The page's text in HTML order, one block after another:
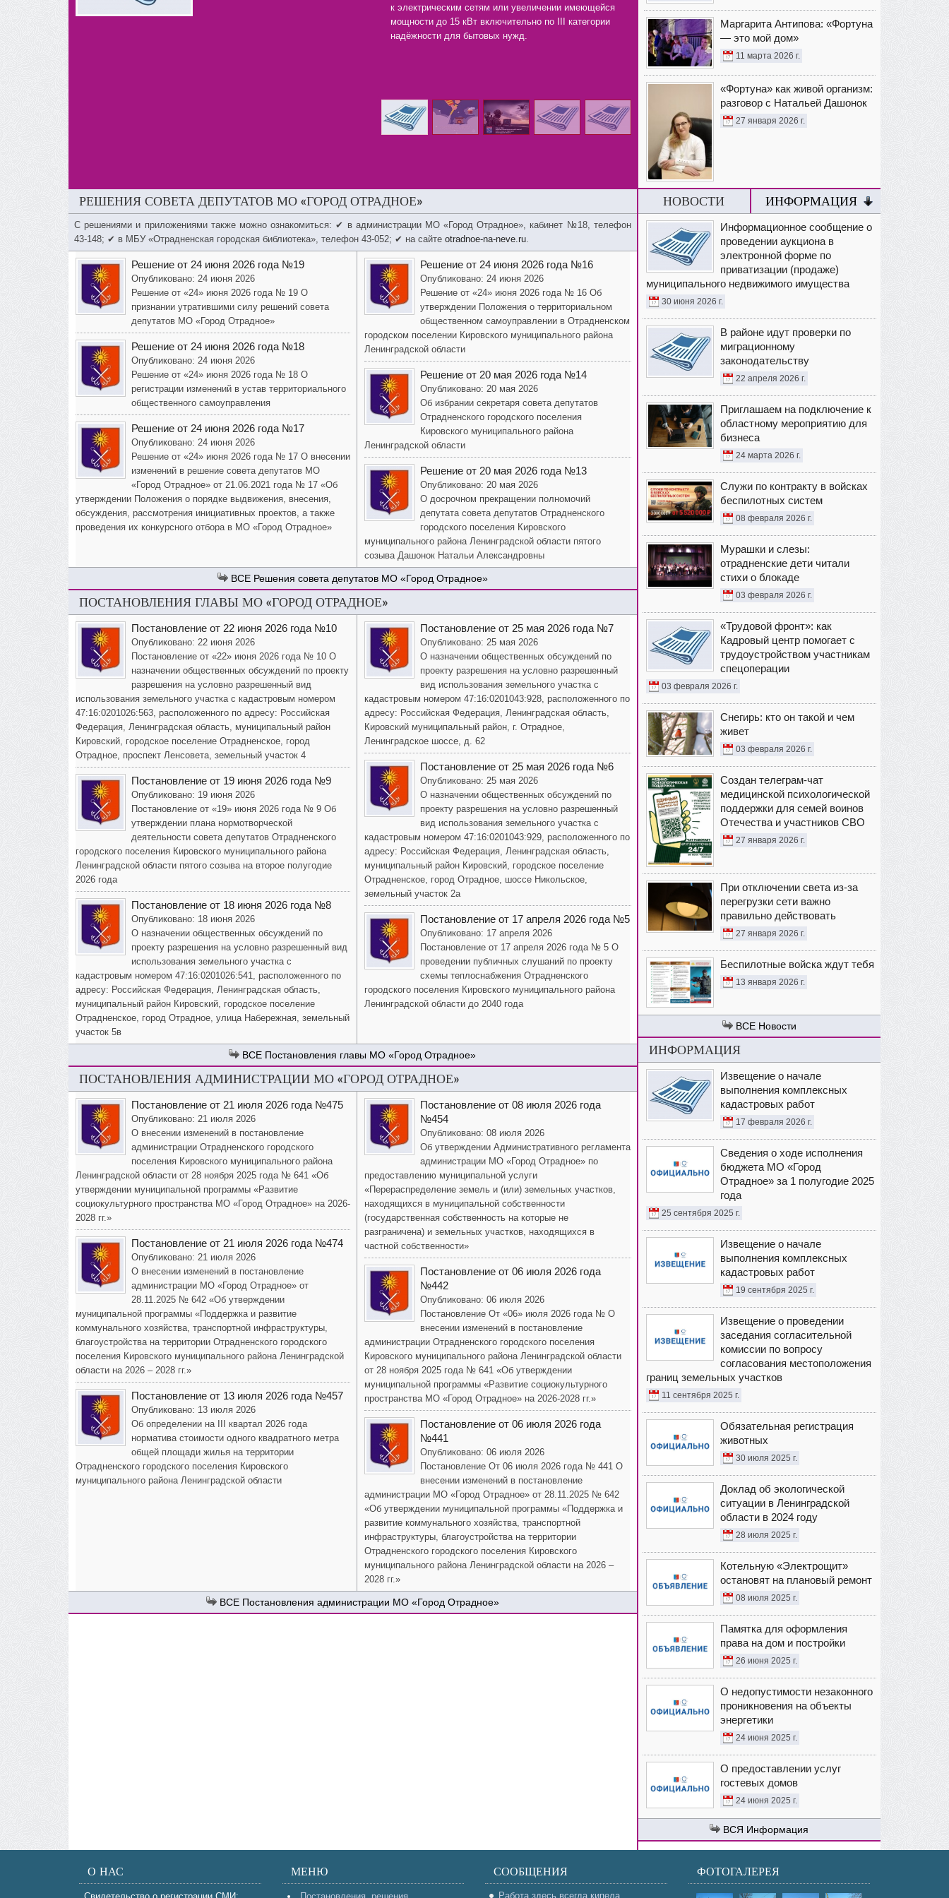
к электрическим сетям или увеличении имеющейся
мощности до 15 кВт включительно по III категории
надёжности для бытовых нужд.
Маргарита Антипова: «Фортуна
— это мой дом»
11 марта 2026 г.
«Фортуна» как живой организм:
разговор с Натальей Дашонок
27 января 2026 г.
РЕШЕНИЯ СОВЕТА ДЕПУТАТОВ МО «ГОРОД ОТРАДНОЕ»
С решениями и приложениями также можно ознакомиться: ✔ в администрации МО «Город Отрадное», кабинет №18, телефон
43-148; ✔ в МБУ «Отрадненская городская библиотека», телефон 43-052; ✔ на сайте otradnoe-na-neve.ru.
Решение от 24 июня 2026 года №19
Опубликовано: 24 июня 2026
Решение от «24» июня 2026 года № 19 О
признании утратившими силу решений совета
депутатов МО «Город Отрадное»
Решение от 24 июня 2026 года №18
Опубликовано: 24 июня 2026
Решение от «24» июня 2026 года № 18 О
регистрации изменений в устав территориального
общественного самоуправления
Решение от 24 июня 2026 года №17
Опубликовано: 24 июня 2026
Решение от «24» июня 2026 года № 17 О внесении
изменений в решение совета депутатов МО
«Город Отрадное» от 21.06.2021 года № 17 «Об
утверждении Положения о порядке выдвижения, внесения,
обсуждения, рассмотрения инициативных проектов, а также
проведения их конкурсного отбора в МО «Город Отрадное»
Решение от 24 июня 2026 года №16
Опубликовано: 24 июня 2026
Решение от «24» июня 2026 года № 16 Об
утверждении Положения о территориальном
общественном самоуправлении в Отрадненском
городском поселении Кировского муниципального района
Ленинградской области
Решение от 20 мая 2026 года №14
Опубликовано: 20 мая 2026
Об избрании секретаря совета депутатов
Отрадненского городского поселения
Кировского муниципального района
Ленинградской области
Решение от 20 мая 2026 года №13
Опубликовано: 20 мая 2026
О досрочном прекращении полномочий
депутата совета депутатов Отрадненского
городского поселения Кировского
муниципального района Ленинградской области пятого
созыва Дашонок Натальи Александровны
Решения совета депутатов МО «Город Отрадное»
ПОСТАНОВЛЕНИЯ ГЛАВЫ МО «ГОРОД ОТРАДНОЕ»
Постановление от 22 июня 2026 года №10
Опубликовано: 22 июня 2026
Постановление от «22» июня 2026 года № 10 О
назначении общественных обсуждений по проекту
разрешения на условно разрешенный вид
использования земельного участка с кадастровым номером
47:16:0201026:563, расположенного по адресу: Российская
Федерация, Ленинградская область, муниципальный район
Кировский, городское поселение Отрадненское, город
Отрадное, проспект Ленсовета, земельный участок 4
Постановление от 19 июня 2026 года №9
Опубликовано: 19 июня 2026
Постановление от «19» июня 2026 года № 9 Об
утверждении плана нормотворческой
деятельности совета депутатов Отрадненского
городского поселения Кировского муниципального района
Ленинградской области пятого созыва на второе полугодие
2026 года
Постановление от 18 июня 2026 года №8
Опубликовано: 18 июня 2026
О назначении общественных обсуждений по
проекту разрешения на условно разрешенный вид
использования земельного участка с
кадастровым номером 47:16:0201026:541, расположенного по
адресу: Российская Федерация, Ленинградская область,
муниципальный район Кировский, городское поселение
Отрадненское, город Отрадное, улица Набережная, земельный
участок 5в
Постановление от 25 мая 2026 года №7
Опубликовано: 25 мая 2026
О назначении общественных обсуждений по
проекту разрешения на условно разрешенный
вид использования земельного участка с
кадастровым номером 47:16:0201043:928, расположенного по
адресу: Российская Федерация, Ленинградская область,
Кировский муниципальный район, г. Отрадное,
Ленинградское шоссе, д. 62
Постановление от 25 мая 2026 года №6
Опубликовано: 25 мая 2026
О назначении общественных обсуждений по
проекту разрешения на условно разрешенный
вид использования земельного участка с
кадастровым номером 47:16:0201043:929, расположенного по
адресу: Российская Федерация, Ленинградская область,
муниципальный район Кировский, городское поселение
Отрадненское, город Отрадное, шоссе Никольское,
земельный участок 2а
Постановление от 17 апреля 2026 года №5
Опубликовано: 17 апреля 2026
Постановление от 17 апреля 2026 года № 5 О
проведении публичных слушаний по проекту
схемы теплоснабжения Отрадненского
городского поселения Кировского муниципального района
Ленинградской области до 2040 года
Постановления главы МО «Город Отрадное»
ПОСТАНОВЛЕНИЯ АДМИНИСТРАЦИИ МО «ГОРОД ОТРАДНОЕ»
Постановление от 21 июля 2026 года №475
Опубликовано: 21 июля 2026
О внесении изменений в постановление
администрации Отрадненского городского
поселения Кировского муниципального района
Ленинградской области от 28 ноября 2025 года № 641 «Об
утверждении муниципальной программы «Развитие
социокультурного пространства МО «Город Отрадное» на 2026-
2028 гг.»
Постановление от 21 июля 2026 года №474
Опубликовано: 21 июля 2026
О внесении изменений в постановление
администрации МО «Город Отрадное» от
28.11.2025 № 642 «Об утверждении
муниципальной программы «Поддержка и развитие
коммунального хозяйства, транспортной инфраструктуры,
благоустройства на территории Отрадненского городского
поселения Кировского муниципального района Ленинградской
области на 2026 – 2028 гг.»
Постановление от 13 июля 2026 года №457
Опубликовано: 13 июля 2026
Об определении на III квартал 2026 года
норматива стоимости одного квадратного метра
общей площади жилья на территории
Отрадненского городского поселения Кировского
муниципального района Ленинградской области
Постановление от 08 июля 2026 года
№454
Опубликовано: 08 июля 2026
Об утверждении Административного регламента
администрации МО «Город Отрадное» по
предоставлению муниципальной услуги
«Перераспределение земель и (или) земельных участков,
находящихся в муниципальной собственности
(государственная собственность на которые не
разграничена) и земельных участков, находящихся в
частной собственности»
Постановление от 06 июля 2026 года
№442
Опубликовано: 06 июля 2026
Постановление От «06» июля 2026 года № О
внесении изменений в постановление
администрации Отрадненского городского поселения
Кировского муниципального района Ленинградской области
от 28 ноября 2025 года № 641 «Об утверждении
муниципальной программы «Развитие социокультурного
пространства МО «Город Отрадное» на 2026-2028 гг.»
Постановление от 06 июля 2026 года
№441
Опубликовано: 06 июля 2026
Постановление От 06 июля 2026 года № 441 О
внесении изменений в постановление
администрации МО «Город Отрадное» от 28.11.2025 № 642
«Об утверждении муниципальной программы «Поддержка и
развитие коммунального хозяйства, транспортной
инфраструктуры, благоустройства на территории
Отрадненского городского поселения Кировского
муниципального района Ленинградской области на 2026 –
2028 гг.»
Постановления администрации МО «Город Отрадное»
НОВОСТИ ИНФОРМАЦИЯ
Информационное сообщение о
проведении аукциона в
электронной форме по
приватизации (продаже)
муниципального недвижимого имущества
30 июня 2026 г.
В районе идут проверки по
миграционному
законодательству
22 апреля 2026 г.
Приглашаем на подключение к
областному мероприятию для
бизнеса
24 марта 2026 г.
Служи по контракту в войсках
беспилотных систем
08 февраля 2026 г.
Мурашки и слезы:
отрадненские дети читали
стихи о блокаде
03 февраля 2026 г.
«Трудовой фронт»: как
Кадровый центр помогает с
трудоустройством участникам
спецоперации
03 февраля 2026 г.
Снегирь: кто он такой и чем
живет
03 февраля 2026 г.
Создан телеграм-чат
медицинской психологической
поддержки для семей воинов
Отечества и участников СВО
27 января 2026 г.
При отключении света из-за
перегрузки сети важно
правильно действовать
27 января 2026 г.
Беспилотные войска ждут тебя
13 января 2026 г.
Новости
ИНФОРМАЦИЯ
Извещение о начале
выполнения комплексных
кадастровых работ
17 февраля 2026 г.
Сведения о ходе исполнения
бюджета МО «Город
Отрадное» за 1 полугодие 2025
года
25 сентября 2025 г.
Извещение о начале
выполнения комплексных
кадастровых работ
19 сентября 2025 г.
Извещение о проведении
заседания согласительной
комиссии по вопросу
согласования местоположения
границ земельных участков
11 сентября 2025 г.
Обязательная регистрация
животных
30 июля 2025 г.
Доклад об экологической
ситуации в Ленинградской
области в 2024 году
28 июля 2025 г.
Котельную «Электрощит»
остановят на плановый ремонт
08 июля 2025 г.
Памятка для оформления
права на дом и постройки
26 июня 2025 г.
О недопустимости незаконного
проникновения на объекты
энергетики
24 июня 2025 г.
О предоставлении услуг
гостевых домов
24 июня 2025 г.
Информация
О НАС МЕНЮ СООБЩЕНИЯ
Работа здесь всегда кипела
ФОТОГАЛЕРЕЯ